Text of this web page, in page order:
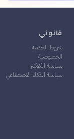
قانوني
شروط الخدمة
الخصوصية
سياسة الكوكيز
سياسة الذكاء الاصطناعي